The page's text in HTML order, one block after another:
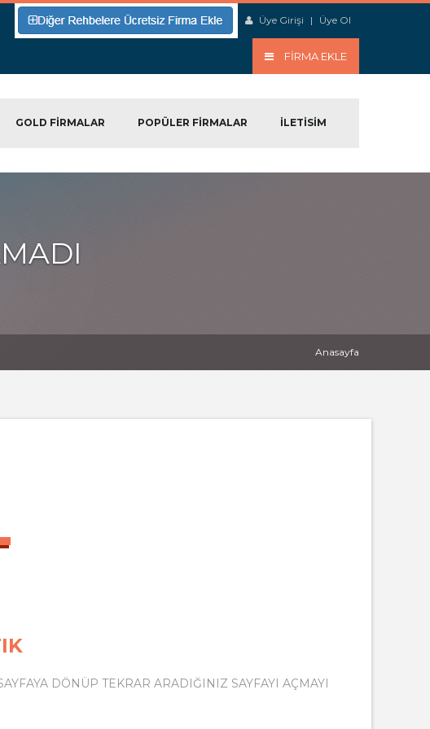
Üye Girişi | Üye Ol
FIRMA EKLE
GOLD FIRMALAR POPÜLER FIRMALAR ILETISIM
Anasayfa
DÖNÜP TEKRAR ARADIĞINIZ SAYFAYI AÇMAYI